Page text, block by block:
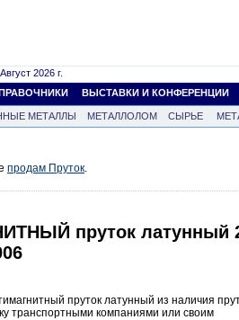
2026 г.
ВЫСТАВКИ И КОНФЕРЕНЦИИ
МЕТАЛЛЫ МЕТАЛЛОЛОМ СЫРЬЕ
продам Пруток.
пруток латунный
пруток латунный из наличия
транспортными компаниями или своим